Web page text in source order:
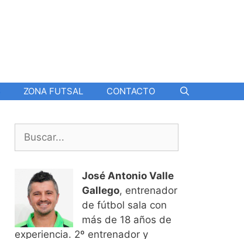
ZONA FUTSAL CONTACTO
Buscar:
José Antonio Valle
Gallego, entrenador
de fútbol sala con
más de 18 años de
experiencia. 2º entrenador y